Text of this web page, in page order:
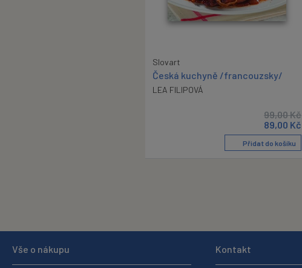
Slovart
Česká kuchyně /francouzsky/
LEA FILIPOVÁ
99,00Kč
89,00 Kč
Přidat do košíku
Vše o nákupu Kontakt